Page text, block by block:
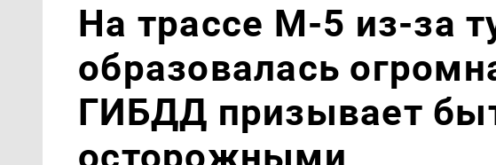
На трассе М-5 из-за
образовалась
ГИБДД призывает